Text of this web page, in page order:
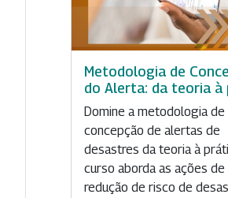
Metodologia de
do Alerta: da teoria à
Domine a metodologia de
concepção de alertas de
desastres da teoria à
curso aborda as ações de
redução de risco de